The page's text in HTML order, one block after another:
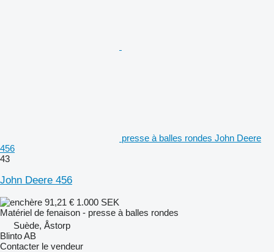
presse à balles rondes John Deere
456
43
John Deere 456
91,21 € 1.000 SEK
Matériel de fenaison - presse à balles rondes
Suède, Åstorp
Blinto AB
Contacter le vendeur